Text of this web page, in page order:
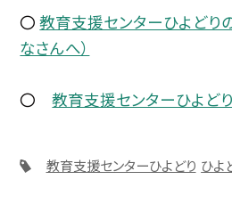
〇教育支援センターひよどり
なさんへ）
〇教育支援センターひよど
教育支援センターひよどり ひよ